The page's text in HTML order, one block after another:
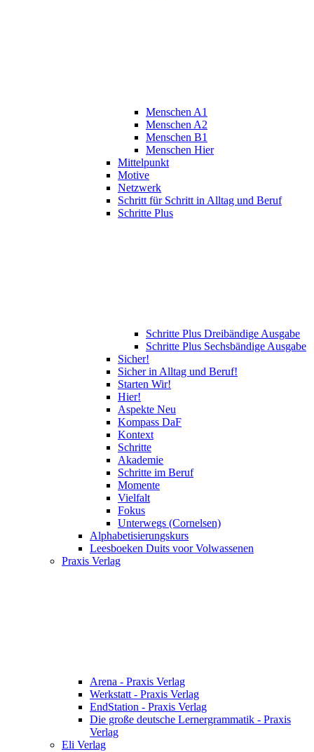
Menschen A1
Menschen A2
Menschen B1
Menschen Hier
Mittelpunkt
Motive
Netzwerk
Schritt für Schritt in Alltag und Beruf
Schritte Plus
Schritte Plus Dreibändige Ausgabe
Schritte Plus Sechsbändige Ausgabe
Sicher!
Sicher in Alltag und Beruf!
Starten Wir!
Hier!
Aspekte Neu
Kompass DaF
Kontext
Schritte
Akademie
Schritte im Beruf
Momente
Vielfalt
Fokus
Unterwegs (Cornelsen)
Alphabetisierungskurs
Leesboeken Duits voor Volwassenen
Praxis Verlag
Arena - Praxis Verlag
Werkstatt - Praxis Verlag
EndStation - Praxis Verlag
Die große deutsche Lernergrammatik - Praxis
Verlag
Eli Verlag